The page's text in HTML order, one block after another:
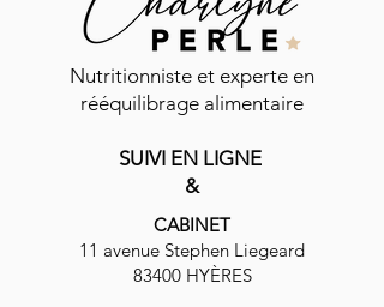
Vinaigrette shaker
Commentaires
Rédigez un commentaire...
Nutritionniste et experte en
rééquilibrage alimentaire
SUIVI EN LIGNE
&
CABINET
11 avenue Stephen Liegeard
83400 HYÈRES